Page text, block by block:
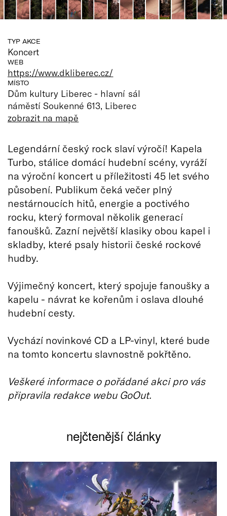
TYP AKCE
Koncert
WEB
https://www.dkliberec.cz/
MÍSTO
Dům kultury Liberec - hlavní sál
náměstí Soukenné 613, Liberec
zobrazit na mapě
Legendární český rock slaví výročí! Kapela
Turbo, stálice domácí hudební scény, vyráží
na výroční koncert u příležitosti 45 let svého
působení. Publikum čeká večer plný
nestárnoucích hitů, energie a poctivého
rocku, který formoval několik generací
fanoušků. Zazní největší klasiky obou kapel i
skladby, které psaly historii české rockové
hudby.
Výjimečný koncert, který spojuje fanoušky a
kapelu - návrat ke kořenům i oslava dlouhé
hudební cesty.
Vychází novinkové CD a LP-vinyl, které bude
na tomto koncertu slavnostně pokřtěno.
Veškeré informace o pořádané akci pro vás
připravila redakce webu GoOut.
nejčtenější články